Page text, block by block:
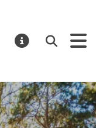
Suchen